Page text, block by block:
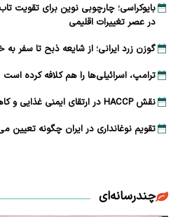
بایوکراسی؛ چارچوبی نوین برای تقویت
در عصر تغییرات اقلیمی
گوزن زرد ایرانی؛ از شایعه ذبح تا سفر به
ترامپ، اسرائیلی‌ها را هم کلافه کرده است
نقش HACCP در ارتقای ایمنی غذایی و کاهش خطرات تولید
تقویم نوغانداری در ایران چگونه تعیین
چندرسانه‌ای